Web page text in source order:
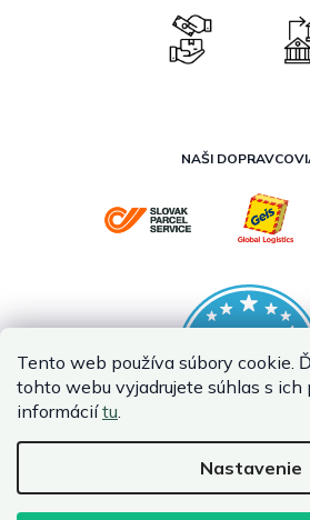
Tento web používa súbory cookie.
tohto webu vyjadrujete súhlas s ich
informáciítu.
Nastavenie
NAŠI